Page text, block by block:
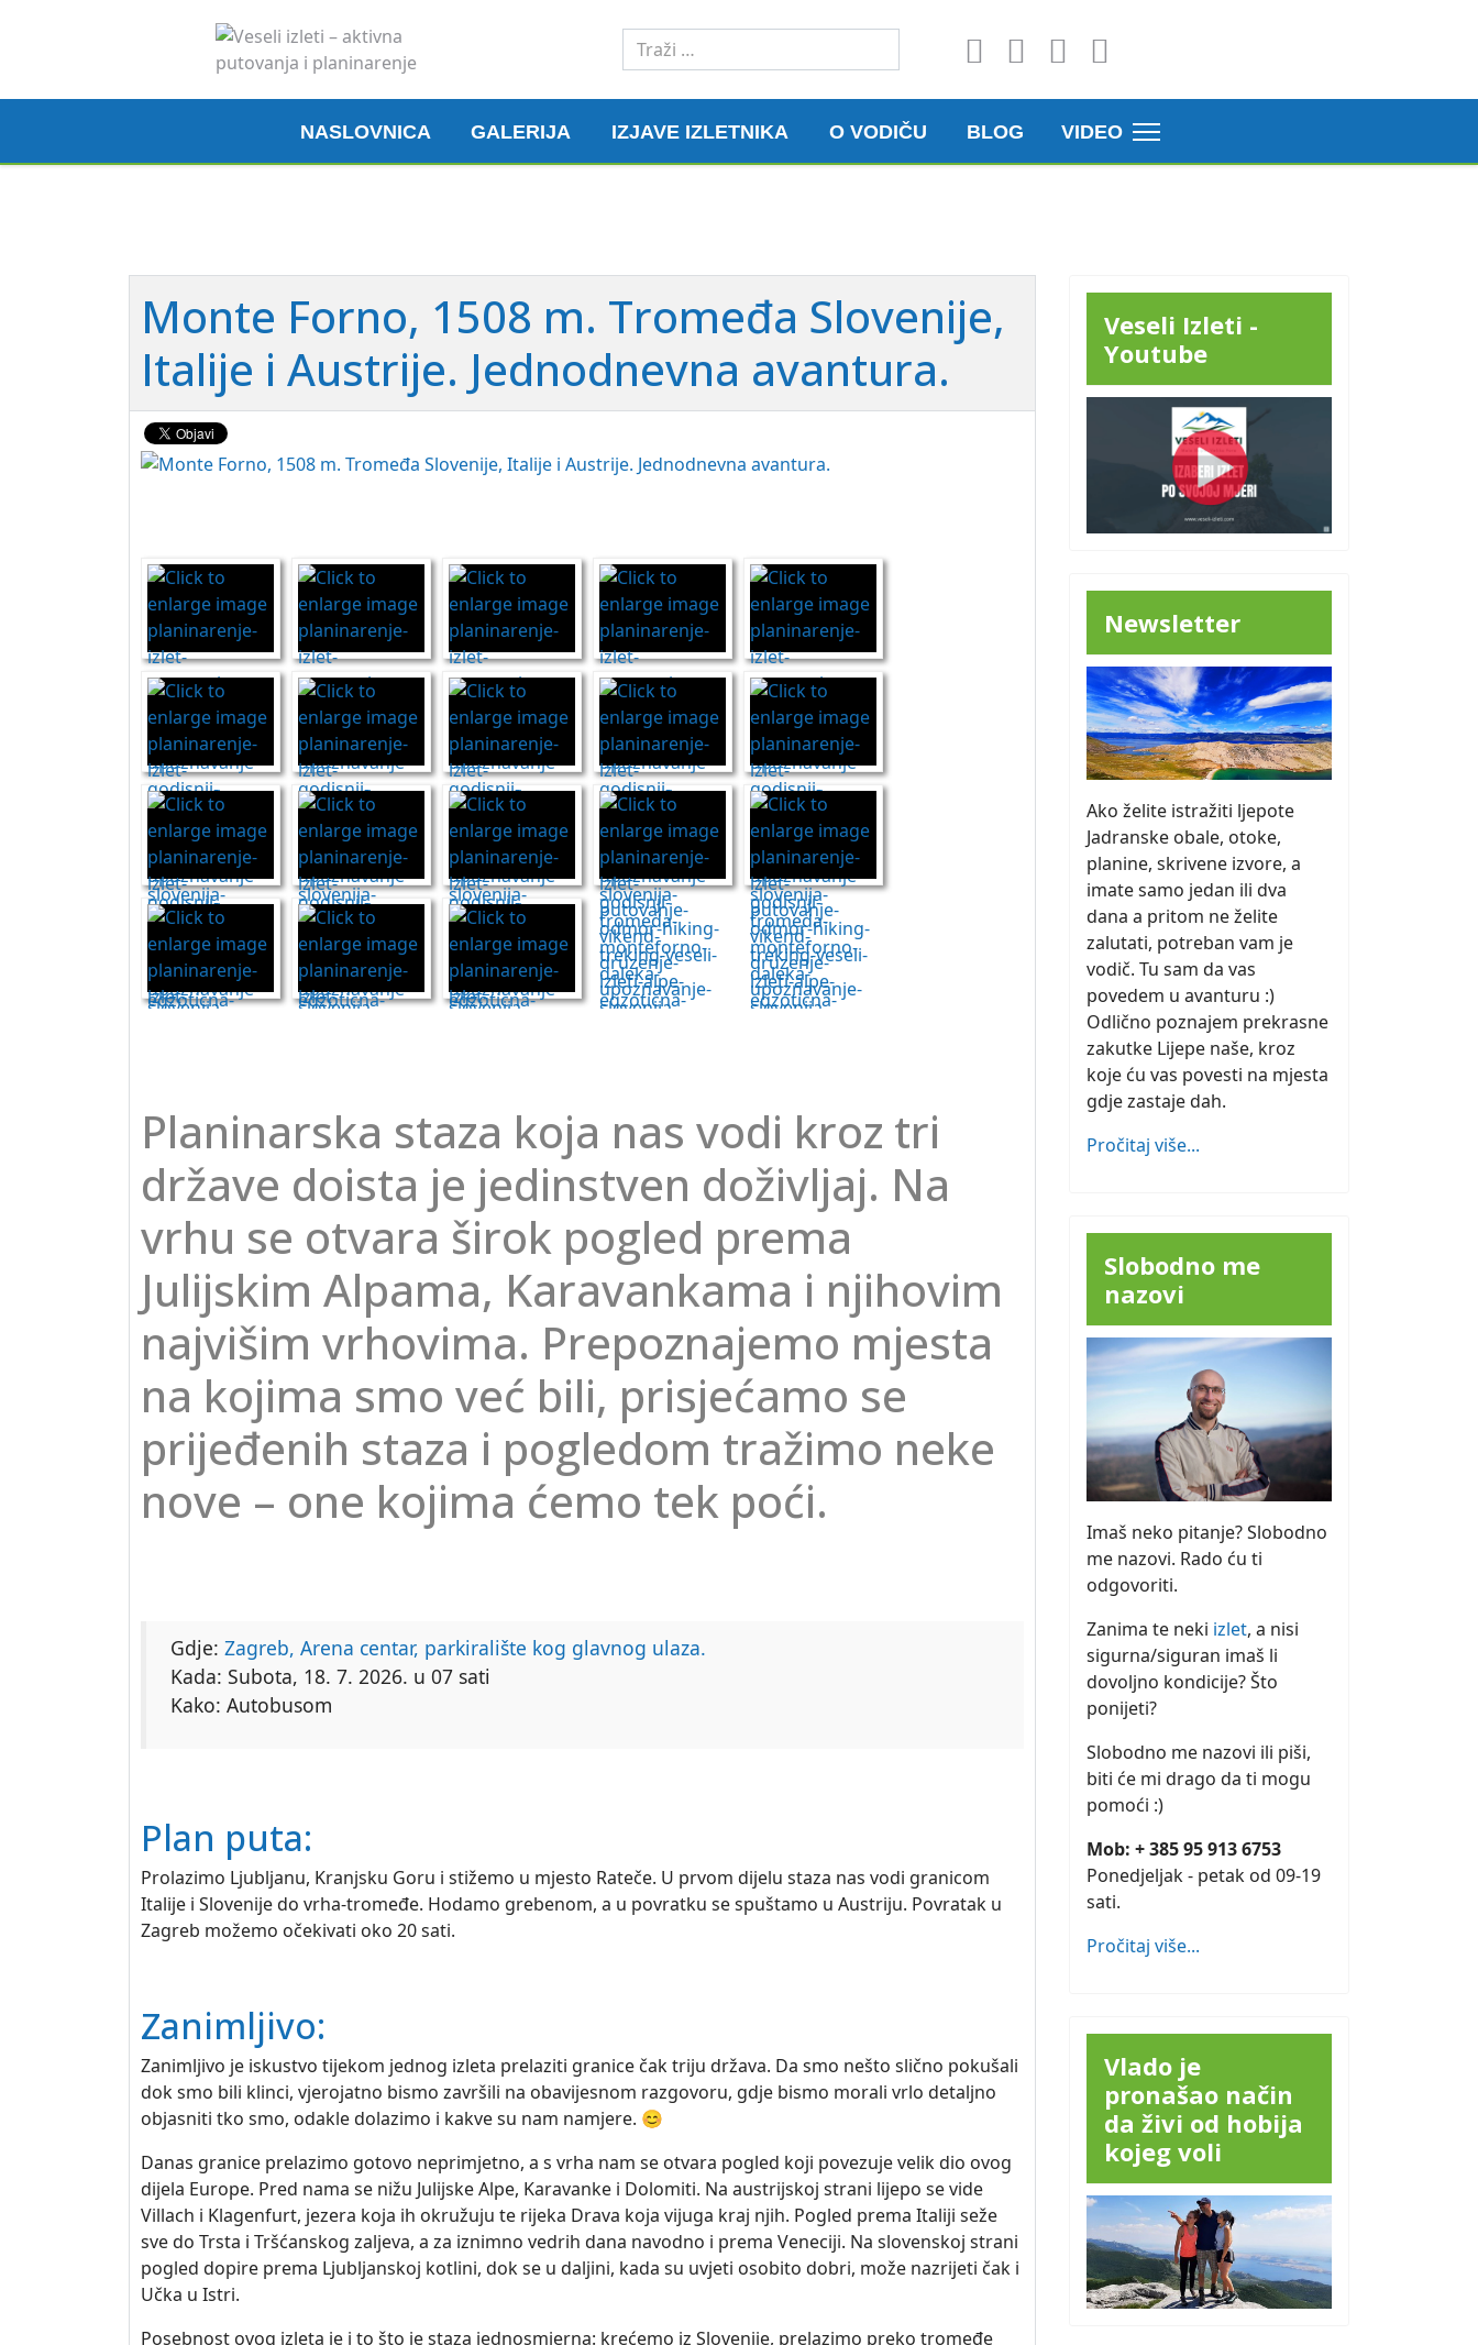
Traži
NASLOVNICA GALERIJA IZJAVE IZLETNIKA O VODIČU BLOG VIDEO
Monte Forno, 1508 m. Tromeđa Slovenije,
Italije i Austrije. Jednodnevna avantura.
Planinarska staza koja nas vodi kroz tri
države doista je jedinstven doživljaj. Na
vrhu se otvara širok pogled prema
Julijskim Alpama, Karavankama i njihovim
najvišim vrhovima. Prepoznajemo mjesta
na kojima smo već bili, prisjećamo se
prijeđenih staza i pogledom tražimo neke
nove – one kojima ćemo tek poći.
Gdje: Zagreb, Arena centar, parkiralište kog glavnog ulaza.
Kada: Subota, 18. 7. 2026. u 07 sati
Kako: Autobusom
Plan puta:
Prolazimo Ljubljanu, Kranjsku Goru i stižemo u mjesto Rateče. U prvom dijelu staza nas vodi granicom
Italije i Slovenije do vrha-tromeđe. Hodamo grebenom, a u povratku se spuštamo u Austriju. Povratak u
Zagreb možemo očekivati oko 20 sati.
Zanimljivo:
Zanimljivo je iskustvo tijekom jednog izleta prelaziti granice čak triju država. Da smo nešto slično pokušali
dok smo bili klinci, vjerojatno bismo završili na obavijesnom razgovoru, gdje bismo morali vrlo detaljno
objasniti tko smo, odakle dolazimo i kakve su nam namjere. 😊
Danas granice prelazimo gotovo neprimjetno, a s vrha nam se otvara pogled koji povezuje velik dio ovog
dijela Europe. Pred nama se nižu Julijske Alpe, Karavanke i Dolomiti. Na austrijskoj strani lijepo se vide
Villach i Klagenfurt, jezera koja ih okružuju te rijeka Drava koja vijuga kraj njih. Pogled prema Italiji seže
sve do Trsta i Tršćanskog zaljeva, a za iznimno vedrih dana navodno i prema Veneciji. Na slovenskoj strani
pogled dopire prema Ljubljanskoj kotlini, dok se u daljini, kada su uvjeti osobito dobri, može nazrijeti čak i
Učka u Istri.
Posebnost ovog izleta je i to što je staza jednosmjerna: krećemo iz Slovenije, prelazimo preko tromeđe
Veseli Izleti -
Youtube
Newsletter
Ako želite istražiti ljepote
Jadranske obale, otoke,
planine, skrivene izvore, a
imate samo jedan ili dva
dana a pritom ne želite
zalutati, potreban vam je
vodič. Tu sam da vas
povedem u avanturu :)
Odlično poznajem prekrasne
zakutke Lijepe naše, kroz
koje ću vas povesti na mjesta
gdje zastaje dah.
Pročitaj više...
Slobodno me
nazovi
Imaš neko pitanje? Slobodno
me nazovi. Rado ću ti
odgovoriti.
Zanima te neki izlet, a nisi
sigurna/siguran imaš li
dovoljno kondicije? Što
ponijeti?
Slobodno me nazovi ili piši,
biti će mi drago da ti mogu
pomoći :)
Mob: + 385 95 913 6753
Ponedjeljak - petak od 09-19
sati.
Pročitaj više...
Vlado je
pronašao način
da živi od hobija
kojeg voli